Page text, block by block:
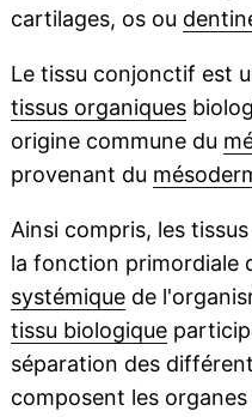
cartilages, os ou
Le tissu conjonctif est
tissus organiques
origine commune du
provenant du
Ainsi compris, les
la fonction primordiale
systémiquede
tissu biologique
séparation des
composent les